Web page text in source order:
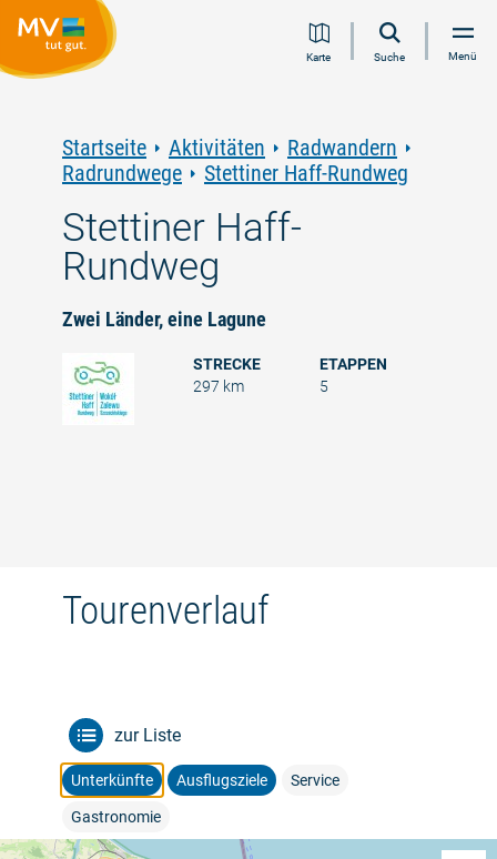
Inhalt
Navigation
Volltextsuche
FooterKarte Suche Menü
Startseite Aktivitäten
Radwandern
Radrundwege
Stettiner Haff-Rundweg
Stettiner Haff-
Rundweg
Zwei Länder, eine Lagune
STRECKE
297 km
ETAPPEN
5
Tourenverlauf
zur Liste
Unterkünfte Ausflugsziele Service
Gastronomie